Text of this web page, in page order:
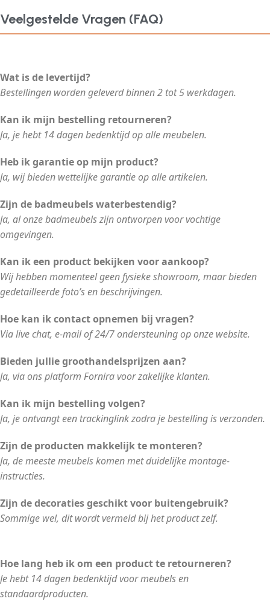
Veelgestelde Vragen (FAQ)
Wat is de levertijd?
Bestellingen worden geleverd binnen 2 tot 5 werkdagen.
Kan ik mijn bestelling retourneren?
Ja, je hebt 14 dagen bedenktijd op alle meubelen.
Heb ik garantie op mijn product?
Ja, wij bieden wettelijke garantie op alle artikelen.
Zijn de badmeubels waterbestendig?
Ja, al onze badmeubels zijn ontworpen voor vochtige
omgevingen.
Kan ik een product bekijken voor aankoop?
Wij hebben momenteel geen fysieke showroom, maar bieden
gedetailleerde foto’s en beschrijvingen.
Hoe kan ik contact opnemen bij vragen?
Via live chat, e-mail of 24/7 ondersteuning op onze website.
Bieden jullie groothandelsprijzen aan?
Ja, via ons platform Fornira voor zakelijke klanten.
Kan ik mijn bestelling volgen?
Ja, je ontvangt een trackinglink zodra je bestelling is verzonden.
Zijn de producten makkelijk te monteren?
Ja, de meeste meubels komen met duidelijke montage-
instructies.
Zijn de decoraties geschikt voor buitengebruik?
Sommige wel, dit wordt vermeld bij het product zelf.
Hoe lang heb ik om een product te retourneren?
Je hebt 14 dagen bedenktijd voor meubels en
standaardproducten.